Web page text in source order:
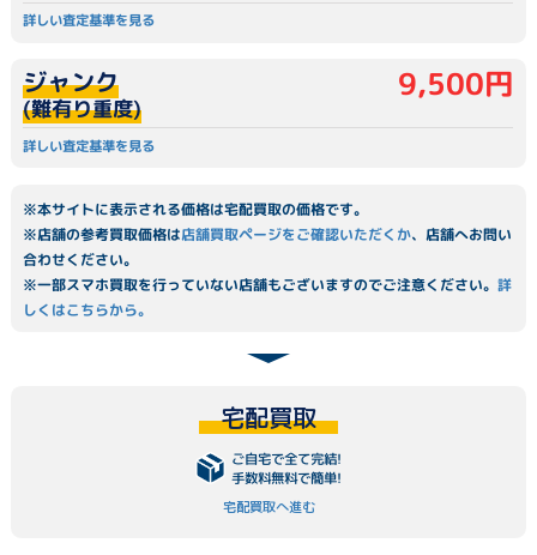
詳しい査定基準を見る
詳しい査定基準を見る
ジャンク
(難有り重度)
9,500円
※本サイトに表示される価格は宅配買取の価格です。
※店舗の参考買取価格は店舗買取ページをご確認いただくか、店舗へお問い
合わせください。
※一部スマホ買取を行っていない店舗もございますのでご注意ください。詳
しくはこちらから。
宅配買取
ご自宅で全て完結!
手数料無料で簡単!
宅配買取へ進む